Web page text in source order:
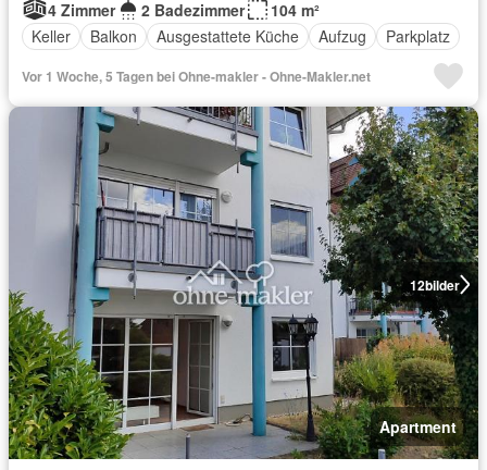
4 Zimmer
2 Badezimmer
104 m²
Keller
Balkon Ausgestattete Küche Aufzug Parkplatz
Vor 1 Woche, 5 Tagen bei Ohne-makler - Ohne-Makler.net
12bilder
Apartment